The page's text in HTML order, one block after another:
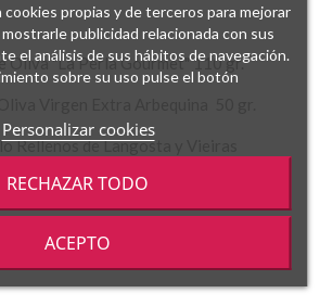
Oliva "La Perla Gourmet" 110 gr.
Virgen Extra Arbequina 50 gr.
Rellenos de Langosta y Vieiras
gr.
y Champagne "Tiptree" 340 gr.
propias y de terceros para mejorar
publicidad relacionada con sus
el análisis de sus hábitos de navegación.
sobre su uso pulse el botón
Personalizar cookies
RECHAZAR TODO
ACEPTO